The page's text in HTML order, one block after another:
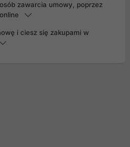
zawarcia umowy, poprzez
i ciesz się zakupami w